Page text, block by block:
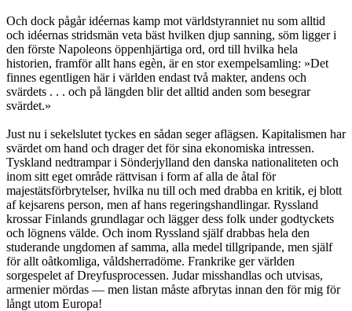
Och dock pågår idéernas kamp mot världstyranniet nu som alltid
och idéernas stridsmän veta bäst hvilken djup sanning, söm ligger i
den förste Napoleons öppenhjärtiga ord, ord till hvilka hela
historien, framför allt hans egèn, är en stor exempelsamling: »Det
finnes egentligen här i världen endast två makter, andens och
svärdets . . . och på längden blir det alltid anden som besegrar
svärdet.»
Just nu i sekelslutet tyckes en sådan seger aflägsen. Kapitalismen har
svärdet om hand och drager det för sina ekonomiska intressen.
Tyskland nedtrampar i Sönderjylland den danska nationaliteten och
inom sitt eget område rättvisan i form af alla de åtal för
majestätsförbrytelser, hvilka nu till och med drabba en kritik, ej blott
af kejsarens person, men af hans regeringshandlingar. Ryssland
krossar Finlands grundlagar och lägger dess folk under godtyckets
och lögnens välde. Och inom Ryssland själf drabbas hela den
studerande ungdomen af samma, alla medel tillgripande, men själf
för allt oåtkomliga, våldsherradöme. Frankrike ger världen
sorgespelet af Dreyfusprocessen. Judar misshandlas och utvisas,
armenier mördas — men listan måste afbrytas innan den för mig för
långt utom Europa!